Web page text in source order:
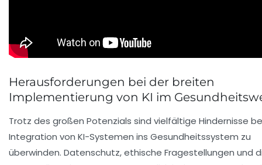
Herausforderungen bei der breiten
Implementierung von KI im
Trotz des großen Potenzials sind vielfältige Hindernisse
Integration von KI-Systemen ins Gesundheitssystem zu
überwinden. Datenschutz, ethische Fragestellungen und